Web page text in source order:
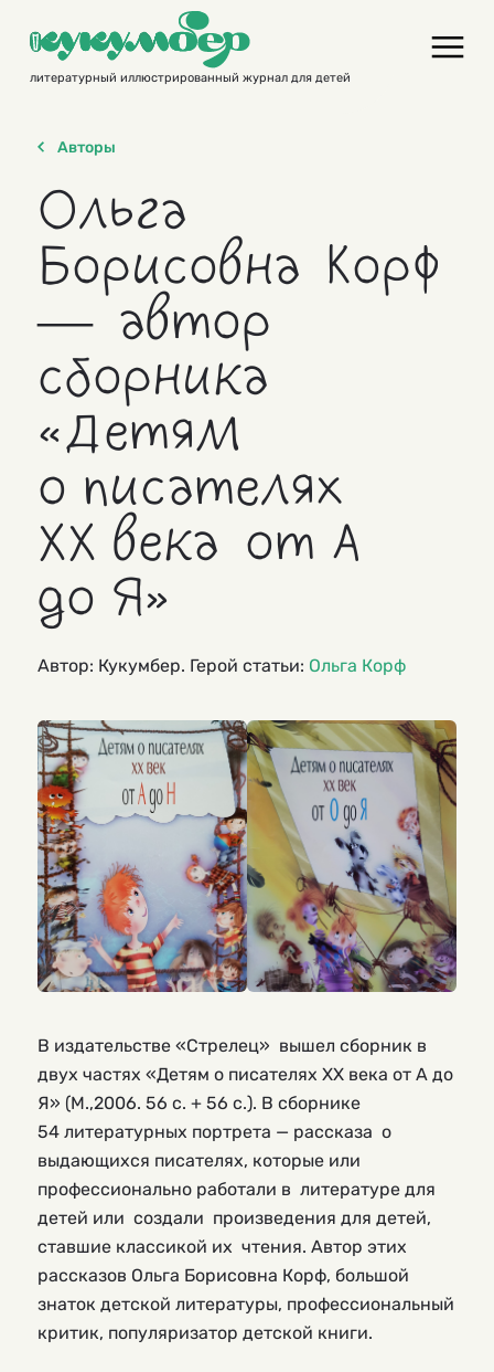
contentлитературный иллюстрированный журнал для детей
Авторы
Ольга
Борисовна Корф
— автор
сборника
«Детям
о писателях
ХХ века от А
до Я»
Автор: Кукумбер. Герой статьи: Ольга Корф
В издательстве «Стрелец» вышел сборник в
двух частях «Детям о писателях ХХ века от А до
Я» (М.,2006. 56 с. + 56 с.). В сборнике
54 литературных портрета — рассказа о
выдающихся писателях, которые или
профессионально работали в литературе для
детей или создали произведения для детей,
ставшие классикой их чтения. Автор этих
рассказов Ольга Борисовна Корф, большой
знаток детской литературы, профессиональный
критик, популяризатор детской книги.